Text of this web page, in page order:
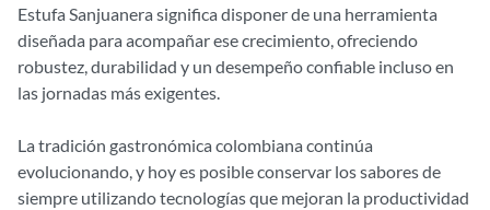
Estufa Sanjuanera significa disponer de una herramienta
diseñada para acompañar ese crecimiento, ofreciendo
robustez, durabilidad y un desempeño confiable incluso en
las jornadas más exigentes.
La tradición gastronómica colombiana continúa
evolucionando, y hoy es posible conservar los sabores de
siempre utilizando tecnologías que mejoran la productividad